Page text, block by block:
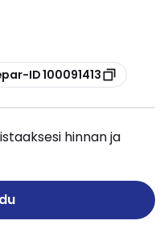
ID 100091413
hinnan ja